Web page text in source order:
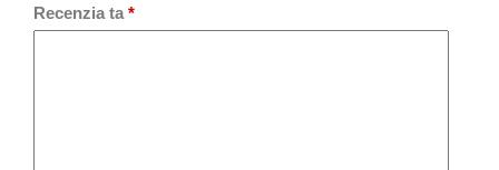
Recenzia ta *